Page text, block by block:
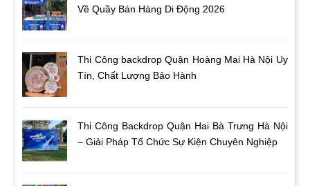
Về Quầy Bán Hàng Di Động 2026
Thi Công backdrop Quận Hoàng Mai Hà Nội Uy
Tín, Chất Lượng Bảo Hành
Thi Công Backdrop Quận Hai Bà Trưng Hà Nội
– Giải Pháp Tổ Chức Sự Kiện Chuyên Nghiệp